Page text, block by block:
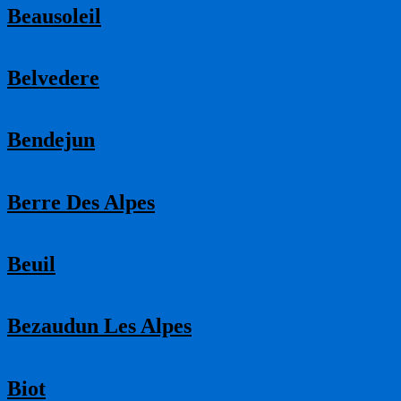
Beausoleil
Belvedere
Bendejun
Berre Des Alpes
Beuil
Bezaudun Les Alpes
Biot